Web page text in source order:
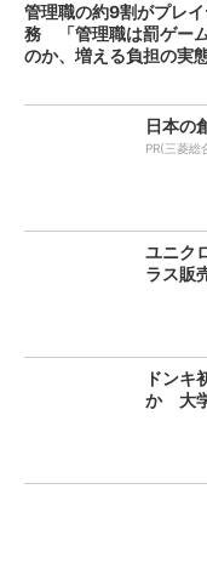
管理職の約9割がプレ
務 「管理職は罰ゲー
のか、増える負担の実
日本の
PR(三菱総
ユニク
ラス販
ドンキ
か 大